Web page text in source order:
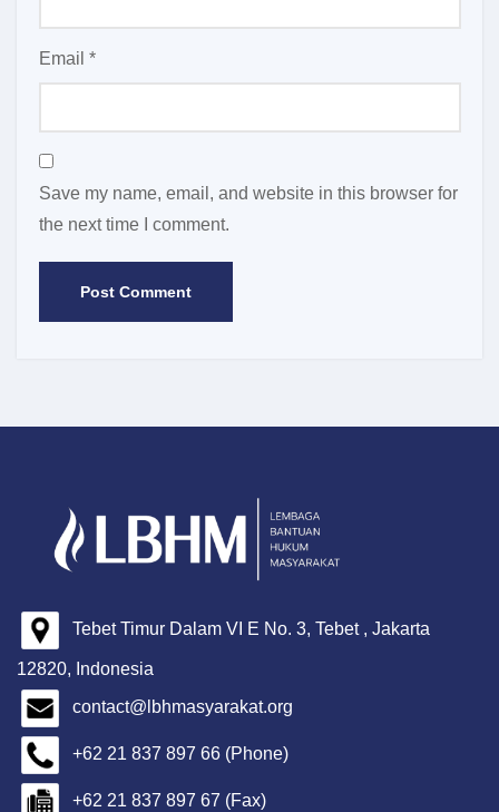
Email *
Save my name, email, and website in this browser for
the next time I comment.
Tebet Timur Dalam VI E No. 3, Tebet , Jakarta
12820, Indonesia
contact@lbhmasyarakat.org
+62 21 837 897 66 (Phone)
+62 21 837 897 67 (Fax)